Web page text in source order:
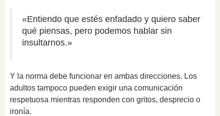
«Entiendo que estés enfadado y quiero saber
qué piensas, pero podemos hablar sin
insultarnos.»
Y la norma debe funcionar en ambas direcciones. Los
adultos tampoco pueden exigir una comunicación
respetuosa mientras responden con gritos, desprecio o
ironía.